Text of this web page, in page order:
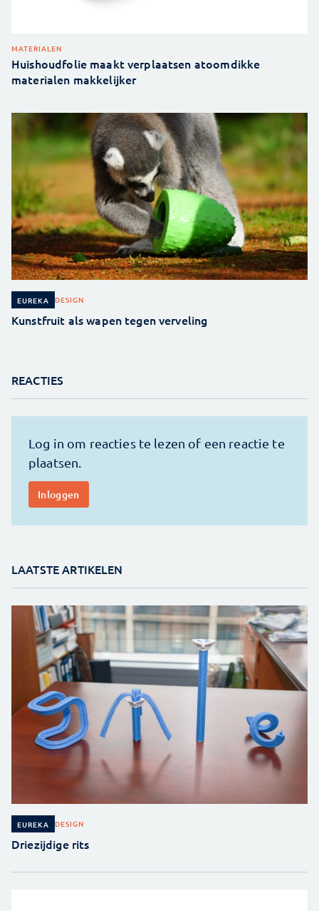
MATERIALEN
Huishoudfolie maakt verplaatsen atoomdikke
materialen makkelijker
EUREKA DESIGN
Kunstfruit als wapen tegen verveling
REACTIES
LAATSTE ARTIKELEN
EUREKA DESIGN
Driezijdige rits